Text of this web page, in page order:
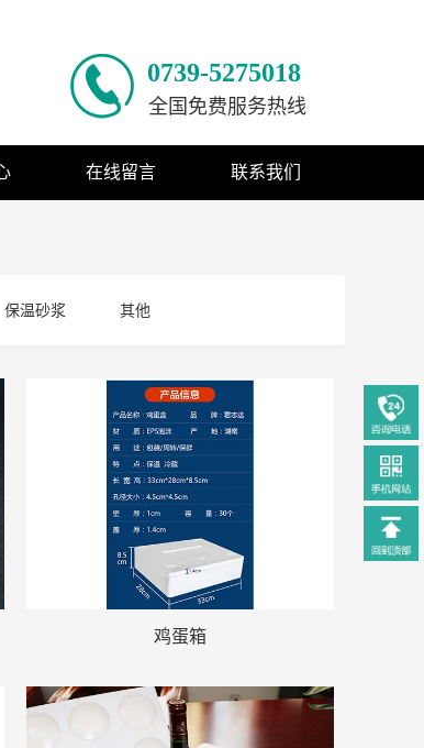
在线留言 联系我们
全国免费服务热线
0739-5275018
保温砂浆 其他
鸡蛋箱